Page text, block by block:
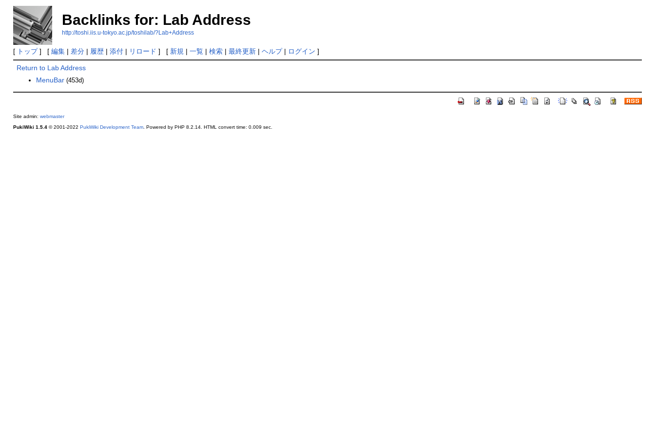
Backlinks for: Lab Address
http://toshi.iis.u-tokyo.ac.jp/toshilab/?Lab+Address
[ トップ] [ 編集| 差分| 履歴| 添付| リロード ] [ 新規 | 一覧| 検索| 最終更新| ヘルプ| ログイン ]
Return to Lab Address
MenuBar (453d)
Site admin: webmaster
PukiWiki 1.5.4© 2001-2022 PukiWiki Development Team. Powered by PHP 8.2.14. HTML convert time: 0.009 sec.